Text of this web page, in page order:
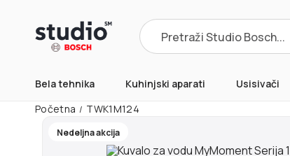
Products
search
Bela tehnika Kuhinjski aparati Usisivači
Početna / TWK1M124
Nedeljna akcija